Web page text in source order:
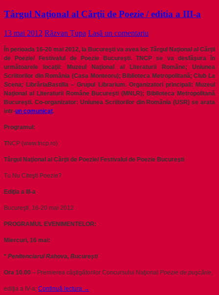
Târgul Naţional al Cărţii de Poezie / editia a III-a
13 mai 2012 Răzvan Țupa Lasă un comentariu
În perioada 16-20 mai 2012, la Bucureşti va avea loc Târgul Naţional al Cărţii
de Poezie/ Festivalul de Poezie Bucureşti. TNCP se va desfăşura în
următoarele locaţii: Muzeul Naţional al Literaturii Române; Uniunea
Scriitorilor din România (Casa Monteoru); Biblioteca Metropolitană; Club La
Scena; LibrăriaBastilia–Grupul Librarium. Organizatori principali: Muzeul
Naţional al Literaturii Române Bucureşti (MNLR); Biblioteca Metropolitană
Bucureşti. Co-organizator: Uniunea Scriitorilor din România (USR) se arata
intr-un comunicat.
Programul:
TNCP (www.tncp.ro)
Târgul Naţional al Cărţii de Poezie/ Festivalul de Poezie Bucureşti
Tu Nu Citeşti Poezie?
Ediţia a III-a
Bucureşti, 16-20 mai 2012
PROGRAMUL EVENIMENTELOR:
Miercuri, 16 mai:
* Penitenciarul Rahova, Bucureşti
Ora 10.00 – Premierea câştigătorilor Concursului Naţional Poezie de puşcărie,
ediţia a IV-a; Continuă lectura Târgul
→